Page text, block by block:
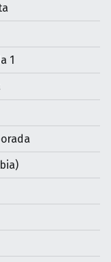
1